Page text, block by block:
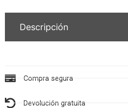
Descripción
Compra segura
Devolución gratuita